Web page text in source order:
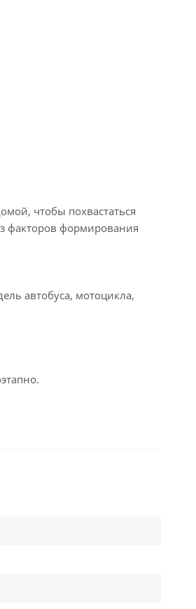
чтобы похвастаться
факторов формирования
автобуса, мотоцикла,